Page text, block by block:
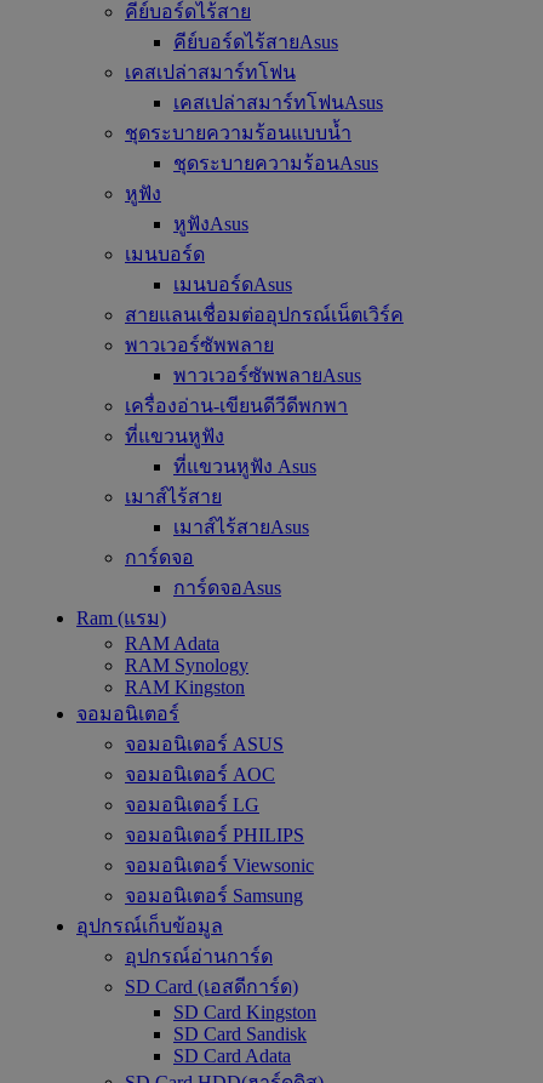
คีย์บอร์ดไร้สาย
คีย์บอร์ดไร้สายAsus
เคสเปล่าสมาร์ทโฟน
เคสเปล่าสมาร์ทโฟนAsus
ชุดระบายความร้อนแบบน้ำ
ชุดระบายความร้อนAsus
หูฟัง
หูฟังAsus
เมนบอร์ด
เมนบอร์ดAsus
สายแลนเชื่อมต่ออุปกรณ์เน็ตเวิร์ค
พาวเวอร์ซัพพลาย
พาวเวอร์ซัพพลายAsus
เครื่องอ่าน-เขียนดีวีดีพกพา
ที่แขวนหูฟัง
ที่แขวนหูฟัง Asus
เมาส์ไร้สาย
เมาส์ไร้สายAsus
การ์ดจอ
การ์ดจอAsus
Ram (แรม)
RAM Adata
RAM Synology
RAM Kingston
จอมอนิเตอร์
จอมอนิเตอร์ ASUS
จอมอนิเตอร์ AOC
จอมอนิเตอร์ LG
จอมอนิเตอร์ PHILIPS
จอมอนิเตอร์ Viewsonic
จอมอนิเตอร์ Samsung
อุปกรณ์เก็บข้อมูล
อุปกรณ์อ่านการ์ด
SD Card (เอสดีการ์ด)
SD Card Kingston
SD Card Sandisk
SD Card Adata